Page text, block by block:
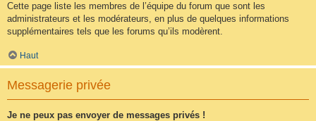
Cette page liste les membres de l’équipe du forum que sont les
administrateurs et les modérateurs, en plus de quelques informations
supplémentaires tels que les forums qu’ils modèrent.
Haut
Messagerie privée
Je ne peux pas envoyer de messages privés !